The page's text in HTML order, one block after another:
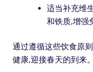
适当补充维
和铁质,增强
通过遵循这些饮食原
健康,迎接春天的到来。